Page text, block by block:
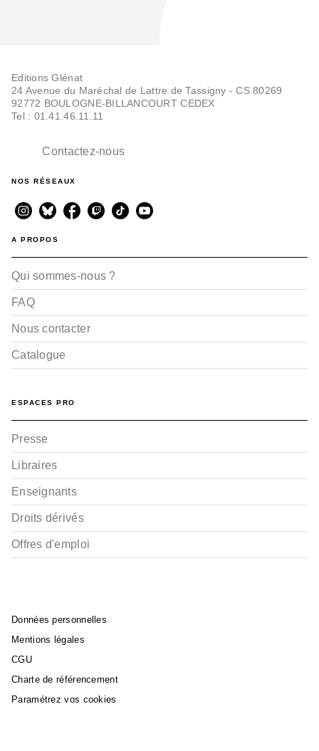
Editions Glénat
24 Avenue du Maréchal de Lattre de Tassigny - CS 80269
92772 BOULOGNE-BILLANCOURT CEDEX
Tel : 01.41.46.11.11
Contactez-nous
NOS RÉSEAUX
A PROPOS
Qui sommes-nous ?
FAQ
Nous contacter
Catalogue
ESPACES PRO
Presse
Libraires
Enseignants
Droits dérivés
Offres d'emploi
Données personnelles
Mentions légales
CGU
Charte de référencement
Paramétrez vos cookies